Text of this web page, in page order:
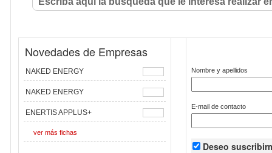
Novedades de Empresas
NAKED ENERGY
NAKED ENERGY
ENERTIS APPLUS+
ver más fichas
Nombre y apellidos
E-mail de contacto
Deseo